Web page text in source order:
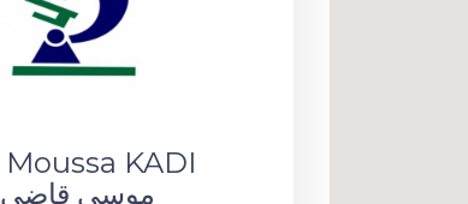
Moussa KADI
موسى قاضي